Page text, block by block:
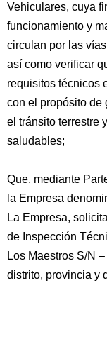
Vehiculares, cuya
funcionamiento y
circulan por las
así como verificar
requisitos técnicos
con el propósito de
el tránsito terrestre
saludables;
Que, mediante
la Empresa
La Empresa,
de Inspección
Los Maestros S/N
distrito, provincia y